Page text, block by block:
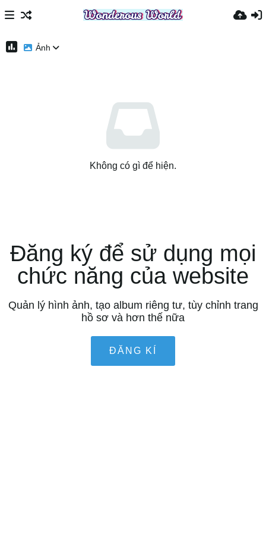
Ảnh
Không có gì để hiện.
Đăng ký để sử dụng mọi
chức năng của website
Quản lý hình ảnh, tạo album riêng tư, tùy chỉnh trang
hồ sơ và hơn thế nữa
ĐĂNG KÍ